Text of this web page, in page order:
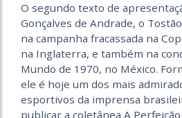
O segundo texto de
Gonçalves de Andrade, o
na campanha fracassada na
na Inglaterra, e também na
Mundo de 1970, no México.
ele é hoje um dos mais
esportivos da imprensa
publicar a coletânea A